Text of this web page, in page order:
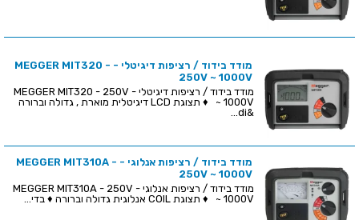
מודד בידוד / רציפות דיגיטלי - MEGGER MIT320 -
250V ~ 1000V
מודד בידוד / רציפות דיגיטלי - MEGGER MIT320 - 250V
~ 1000V ♦ תצוגת LCD דיגיטלית מוארת , גדולה וברורה
&di...
מודד בידוד / רציפות אנלוגי - MEGGER MIT310A -
250V ~ 1000V
מודד בידוד / רציפות אנלוגי - MEGGER MIT310A - 250V
~ 1000V ♦ תצוגת COIL אנלוגית גדולה וברורה ♦ בדי...